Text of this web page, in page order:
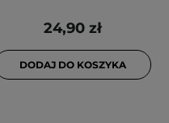
24,90 zł
DODAJ DO KOSZYKA